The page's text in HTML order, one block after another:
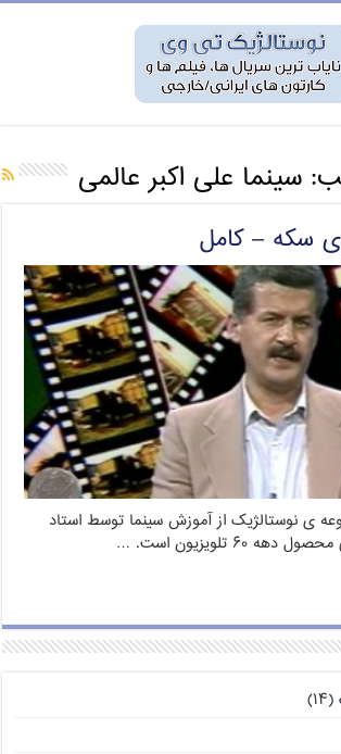
سینما علی اکبر عالمی
سکه – کامل
ی نوستالژیک از آموزش سینما توسط استاد
۶۰ تلویزیون است. …
(۱۴)